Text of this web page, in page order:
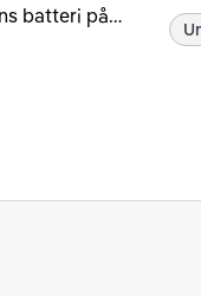
batteri på
att